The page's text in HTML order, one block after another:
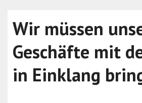
Wir müssen
Geschäfte mit
in Einklang